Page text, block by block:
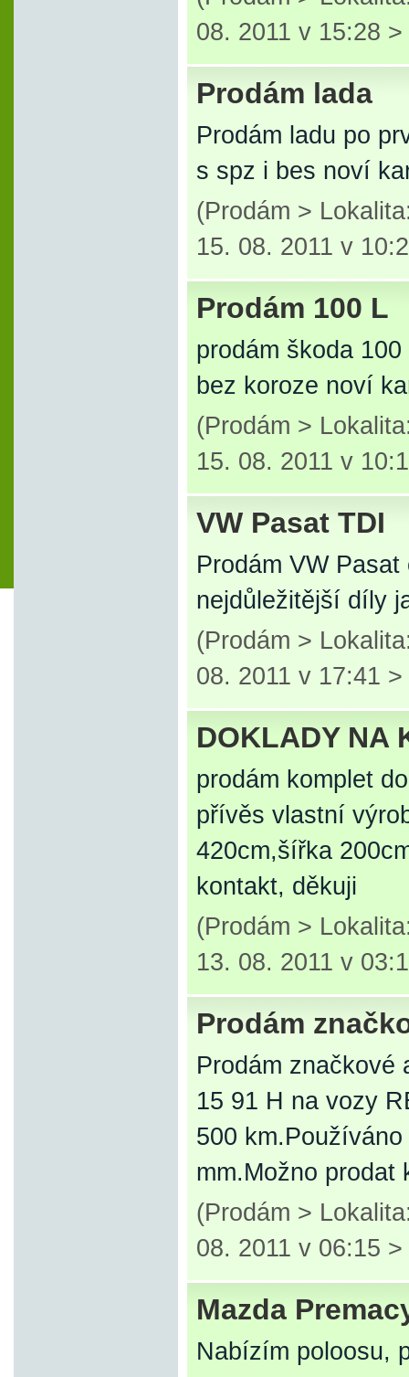
08. 2011 v 15:28 >
Prodám lada
Prodám ladu po
s spz i bes noví
(Prodám >
15. 08. 2011 v
Prodám 100 L
prodám škoda
bez koroze noví
(Prodám >
15. 08. 2011 v
VW Pasat TDI
Prodám VW
nejdůležitější díly
(Prodám >
08. 2011 v 17:41 >
DOKLADY NA
prodám komplet
přívěs vlastní
420cm,šířka
kontakt, děkuji
(Prodám >
13. 08. 2011 v
Prodám
Prodám značkové
15 91 H na vozy
500
mm.Možno
(Prodám >
08. 2011 v 06:15 >
Mazda
Nabízím poloosu,